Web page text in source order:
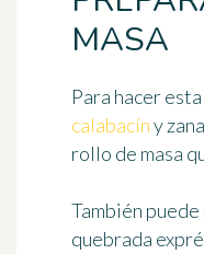
MASA
Para hacer
calabacíny
rollo de masa
También
quebrada